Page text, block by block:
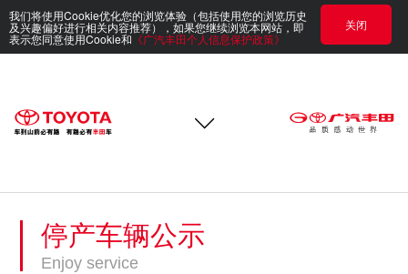
我们将使用Cookie优化您的浏览体验（包括使用您的浏览历史
及兴趣偏好进行相关内容推荐），如果您继续浏览本网站，即
表示您同意使用Cookie和《广汽丰田个人信息保护政策》
关闭
停产车辆公示
Enjoy service